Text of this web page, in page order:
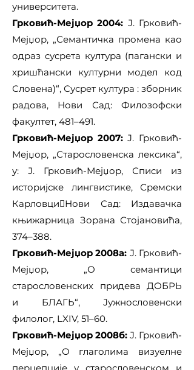
университета.
Грковић-Мејџор 2004: Ј. Грковић-
Мејџор, „Семантичка промена као
одраз сусрета култура (пагански и
хришћански културни модел код
Словена)“, Сусрет култура : зборник
радова, Нови Сад: Филозофски
факултет, 481–491.
Грковић-Мејџор 2007:Ј. Грковић-
Мејџор, „Старословенска лексика“,
у: Ј. Грковић-Мејџор, Списи из
историјске лингвистике, Сремски
КарловциНови Сад: Издавачка
књижарница Зорана Стојановића,
374–388.
Грковић-Мејџор 2008а: Ј. Грковић-
Мејџор, „О семантици
старословенских придева ДОБРЬ
и БЛАГЬ“, Јужнословенски
филолог, LXIV, 51–60.
Грковић-Мејџор 2008б: Ј. Грковић-
Мејџор, „О глаголима визуелне